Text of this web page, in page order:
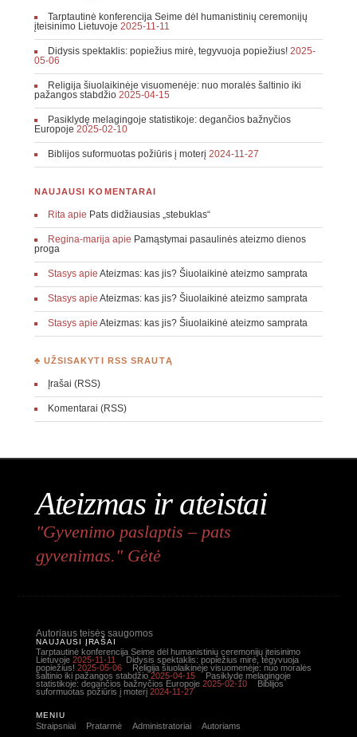
Tarptautinė konferencija Seime dėl humanistinių ceremonijų
įteisinimo Lietuvoje 2025-11-11
Didysis spektaklis: popiežius mirė, tegyvuoja popiežius! 2025-
05-06
Religija šiuolaikinėje visuomenėje: nuo moralės šaltinio iki
pažangos stabdžio 2025-04-15
Pasiklydę melagingoje statistikoje: degančios bažnyčios
Europoje 2025-02-10
Biblijos suformuotas požiūris į moterį 2024-11-27
NAUJAUSI KOMENTARAI
Ritaapie Pats didžiausias „stebuklas“
Regina-marijaapie Pamąstymai pasaulinės ateizmo dienos
proga
Stasysapie Ateizmas: kas jis? Šiuolaikinė ateizmo samprata
Stasysapie Ateizmas: kas jis? Šiuolaikinė ateizmo samprata
Stasysapie Ateizmas: kas jis? Šiuolaikinė ateizmo samprata
♣ UŽSISAKYTI RSS SRAUTĄ
Įrašai (RSS)
Komentarai (RSS)
Ateizmas ir ateistai
"Gyvenimo paslaptis – pats
gyvenimas." Gėtė
Autoriaus teisės saugomos
NAUJAUSI ĮRAŠAI
Tarptautinė konferencija Seime dėl humanistinių ceremonijų įteisinimo
Lietuvoje 2025-11-11
Didysis spektaklis: popiežius mirė, tegyvuoja
popiežius! 2025-05-06
Religija šiuolaikinėje visuomenėje: nuo moralės
šaltinio iki pažangos stabdžio 2025-04-15
Pasiklydę melagingoje
statistikoje: degančios bažnyčios Europoje 2025-02-10
Biblijos
suformuotas požiūris į moterį 2024-11-27
MENIU
Straipsniai Pratarmė Administratoriai Autoriams